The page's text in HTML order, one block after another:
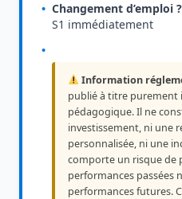
• Changement d’emploi ?
S1 immédiatement
•
Information
publié à titre purement
pédagogique. Il ne
investissement, ni une
personnalisée, ni une
comporte un risque de
performances passées
performances futures.